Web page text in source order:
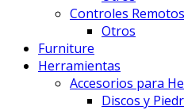
Controles Remotos
Otros
Furniture
Herramientas
Accesorios para
Discos y